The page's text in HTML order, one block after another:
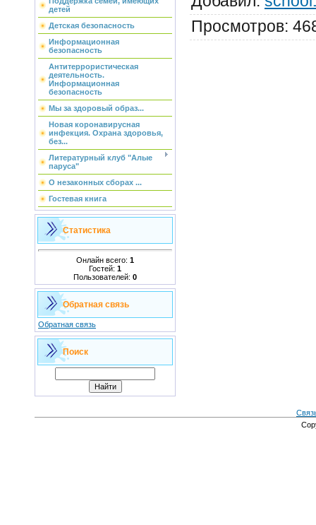
детей
Детская безопасность
Информационная
безопасность
Антитеррористическая
деятельность.
Информационная
безопасность
Мы за здоровый образ...
Новая коронавирусная
инфекция. Охрана здоровья,
без...
Литературный клуб "Алые
паруса"
О незаконных сборах ...
Гостевая книга
Статистика
Онлайн всего: 1
Гостей: 1
Пользователей: 0
Обратная связь
Обратная связь
Поиск
Просмотров: